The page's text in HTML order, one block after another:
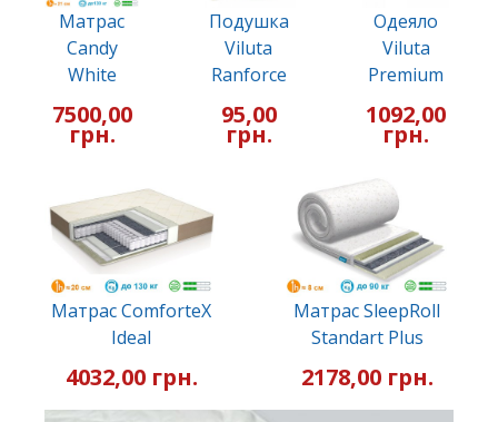
Матрас
Candy
White
7500,00
грн.
Подушка
Viluta
Ranforce
95,00
грн.
Одеяло
Viluta
Premium
1092,00
грн.
Матрас ComforteX
Ideal
4032,00 грн.
Матрас SleepRoll
Standart Plus
2178,00 грн.